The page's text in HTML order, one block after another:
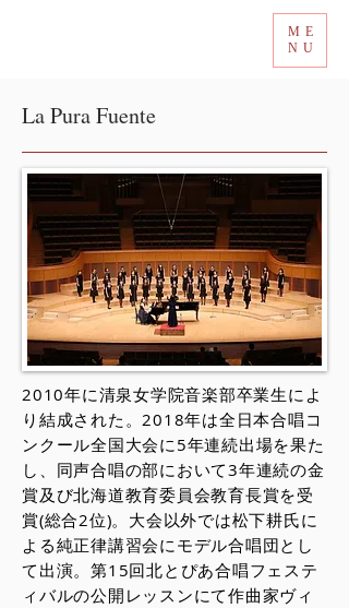
ME
NU
La Pura Fuente
2010年に清泉女学院音楽部卒業生によ
り結成された。2018年は全日本合唱コ
ンクール全国大会に5年連続出場を果た
し、同声合唱の部において3年連続の金
賞及び北海道教育委員会教育長賞を受
賞(総合2位)。大会以外では松下耕氏に
よる純正律講習会にモデル合唱団とし
て出演。第15回北とぴあ合唱フェステ
ィバルの公開レッスンにて作曲家ヴィ